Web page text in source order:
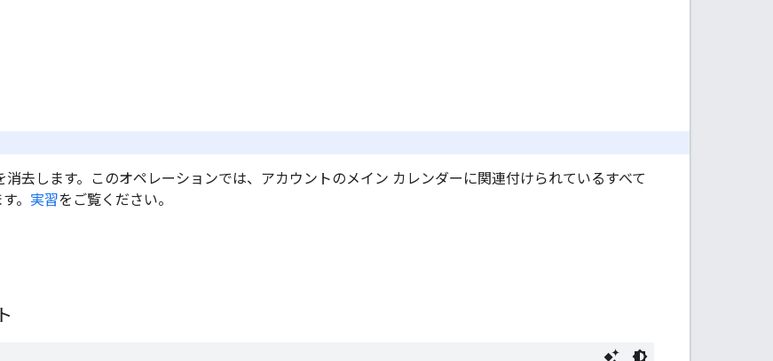
消去します。このオペレーションでは、アカウントのメイン カレンダーに関連付けられているすべて
。 実習をご覧ください。